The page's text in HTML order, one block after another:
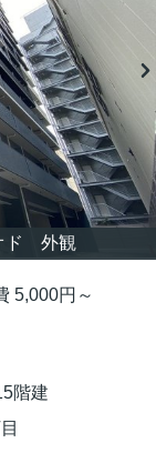
ド 外観
5,000円～
階建